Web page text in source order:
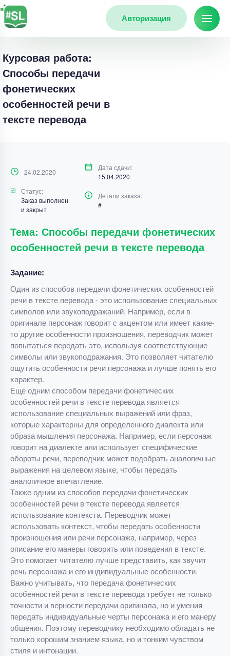
Авторизация
Курсовая работа:
Способы передачи
фонетических
особенностей речи в
тексте перевода
24.02.2020
Дата сдачи:
15.04.2020
Статус:
Заказ выполнен
и закрыт
Детали заказа:
#
Тема: Способы передачи фонетических
особенностей речи в тексте перевода
Задание:
Один из способов передачи фонетических особенностей
речи в тексте перевода - это использование специальных
символов или звукоподражаний. Например, если в
оригинале персонаж говорит с акцентом или имеет какие-
то другие особенности произношения, переводчик может
попытаться передать это, используя соответствующие
символы или звукоподражания. Это позволяет читателю
ощутить особенности речи персонажа и лучше понять его
характер.
Еще одним способом передачи фонетических
особенностей речи в тексте перевода является
использование специальных выражений или фраз,
которые характерны для определенного диалекта или
образа мышления персонажа. Например, если персонаж
говорит на диалекте или использует специфические
обороты речи, переводчик может подобрать аналогичные
выражения на целевом языке, чтобы передать
аналогичное впечатление.
Также одним из способов передачи фонетических
особенностей речи в тексте перевода является
использование контекста. Переводчик может
использовать контекст, чтобы передать особенности
произношения или речи персонажа, например, через
описание его манеры говорить или поведения в тексте.
Это помогает читателю лучше представить, как звучит
речь персонажа и его индивидуальные особенности.
Важно учитывать, что передача фонетических
особенностей речи в тексте перевода требует не только
точности и верности передачи оригинала, но и умения
передать индивидуальные черты персонажа и его манеру
общения. Поэтому переводчику необходимо обладать не
только хорошим знанием языка, но и тонким чувством
стиля и интонации.